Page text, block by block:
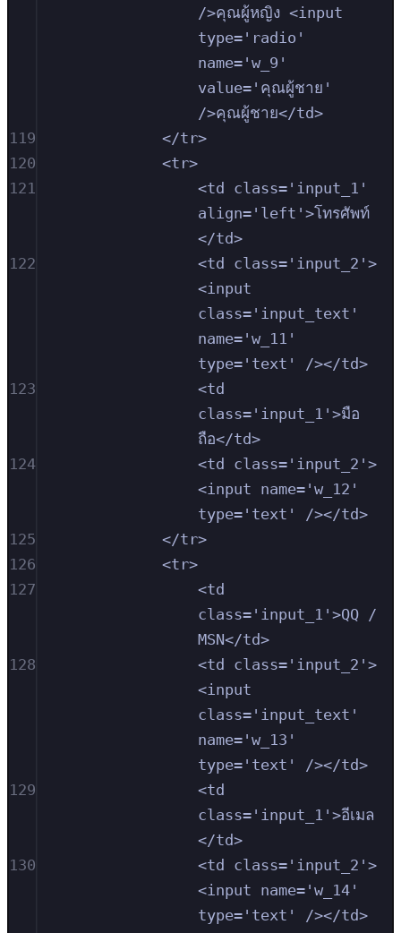
/>คุณผู้หญิง <input
type='radio'
name='w_9'
value='คุณผู้ชาย'
/>คุณผู้ชาย</td>
119
</tr>
120
<tr>
121
<td class='input_1'
align='left'>โทรศัพท์
</td>
122
<td class='input_2'>
<input
class='input_text'
name='w_11'
type='text' /></td>
123
<td
class='input_1'>มือ
ถือ</td>
124
<td class='input_2'>
<input name='w_12'
type='text' /></td>
125
</tr>
126
<tr>
127
<td
class='input_1'>QQ /
MSN</td>
128
<td class='input_2'>
<input
class='input_text'
name='w_13'
type='text' /></td>
129
<td
class='input_1'>อีเมล
</td>
130
<td class='input_2'>
<input name='w_14'
type='text' /></td>